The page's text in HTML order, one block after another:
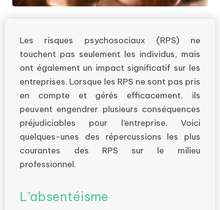
Les risques psychosociaux (RPS) ne
touchent pas seulement les individus, mais
ont également un impact significatif sur les
entreprises. Lorsque les RPS ne sont pas pris
en compte et gérés efficacement, ils
peuvent engendrer plusieurs conséquences
préjudiciables pour l’entreprise. Voici
quelques-unes des répercussions les plus
courantes des RPS sur le milieu
professionnel.
L’absentéisme